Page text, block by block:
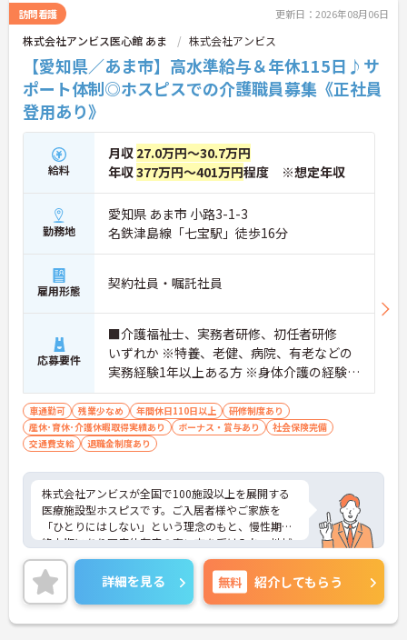
連携の体制がしっかりと整っています。働き方の面
では、夜勤明けの翌日が原則として公休となるほ
か、月平均の残業時間も5時間から7時間程度とかな
り少なめです。常勤スタッフの比率が90パーセント
を超えているため急な勤務変更が発生しにくく、あ
らかじめ決められた訪問予定表に沿って規則正しく
働けます。入職後は現場スタッフによるお一人おひ
とりに合わせた個別のOJT研修が実施されます。eラ
専門性を着実に深めていける環境が用意されていま
す。
★おすすめPOINT★
＜個別ＯＪＴとチーム連携で着実に成長！＞
・入職後はお一人おひとりの習熟度に合わせた個別
のＯＪＴ研修を実施し、ｅラーニングを用いた学習
の機会も提供されます
・施設内には看護師が24時間常駐しており、急変時
・介護スタッフと看護スタッフの比率が1対1で相談
しやすく、初任者研修や実務者研修からでも着実に
専門性を高められます
・常勤で働くスタッフの比率が90パーセント以上と
高く、急なシフト変更や無理な長時間勤務が発生し
にくい人員体制です
・訪問スケジュールに沿って施設内でのケアを行う
なり少なめに抑えられます
・夜勤明けの翌日は原則としてお休みとなるシフト
編成が組まれており、しっかりと休息を取りながら
長期的な就業が可能です
＜評価制度でキャリアアップ＞
・介護福祉士や初任者研修などの資格や実務経験、
夜勤回数がしっかりと給与に反映されるためモチベ
ーションを維持できます
職へ昇格する事例も多数あり、腰を据えて長期的な
訪問看護 更新日：2026年08月06日
株式会社アンビス医心館 あま 株式会社アンビス
【愛知県／あま市】高水準給与＆年休115日♪サ
ポート体制◎ホスピスでの介護職員募集《正社員
登用あり》
給料
月収 27.0万円～30.7万円
年収377万円～401万円程度 ※想定年収
勤務地
愛知県 あま市 小路3-1-3
名鉄津島線「七宝駅」徒歩16分
雇用形態 契約社員・嘱託社員
応募要件
■介護福祉士、実務者研修、初任者研修
いずれか ※特養、老健、病院、有老などの
実務経験1年以上ある方 ※身体介護の経験年
以上ある方、機械浴の使用の経験のある方
歓迎
車通勤可 残業少なめ 年間休日110日以上
研修制度あり
産休･育休･介護休暇取得実績あり
ボーナス・賞与あり
社会保険完備
交通費支給
退職金制度あり
株式会社アンビスが全国で100施設以上を展開する
医療施設型ホスピスです。ご入居者様やご家族を
「ひとりにはしない」という理念のもと、慢性期や
終末期にあり医療依存度の高い方を受け入れ、地域
医療を支える社会的意義の高い事業を推進していま
す。現場には看護師が24時間常駐しています。急変
時の対応や医療行為は看護師が担当するため、食事
介助や入浴介助などの生活を支えるケアに専念でき
る環境です。多職種で情報を共有し、一人で判断を
詳細を見る 無料 紹介してもらう